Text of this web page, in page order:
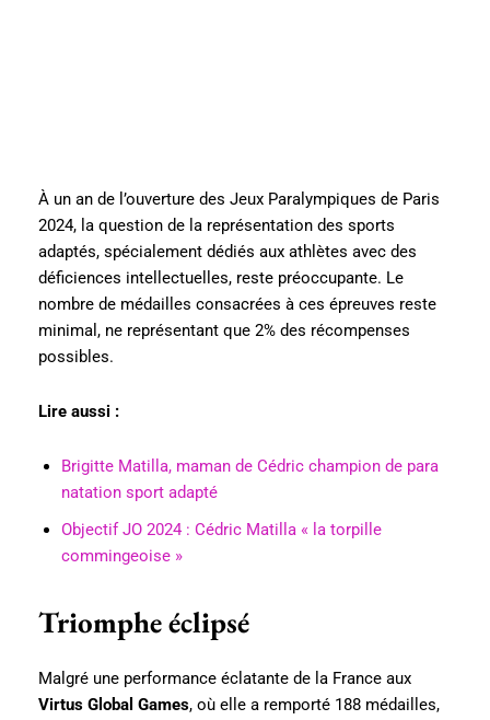
À un an de l’ouverture des Jeux Paralympiques de Paris
2024, la question de la représentation des sports
adaptés, spécialement dédiés aux athlètes avec des
déficiences intellectuelles, reste préoccupante. Le
nombre de médailles consacrées à ces épreuves reste
minimal, ne représentant que 2% des récompenses
possibles.
Lire aussi :
Brigitte Matilla, maman de Cédric champion de para
natation sport adapté
Objectif JO 2024 : Cédric Matilla « la torpille
commingeoise »
Triomphe éclipsé
Malgré une performance éclatante de la France aux
Virtus Global Games, où elle a remporté 188 médailles,